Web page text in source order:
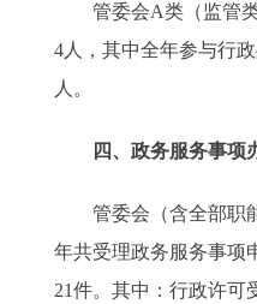
管委会A类（监管
4人，其中全年参与行
人。
四、政务服务事项
管委会（含全部职
年共受理政务服务事项
21件。其中：行政许可